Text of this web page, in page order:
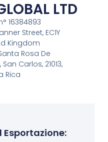
Esportazione:
LTD
16384893
Street, EC1Y
Kingdom
Rosa De
Carlos, 21013,
Rica